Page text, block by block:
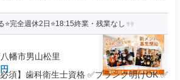
⭐完全週休2日⭐18:15終業・残業なし
幡市男山松里
須】歯科衛生士資格 ✅ブランク明けOK ✅